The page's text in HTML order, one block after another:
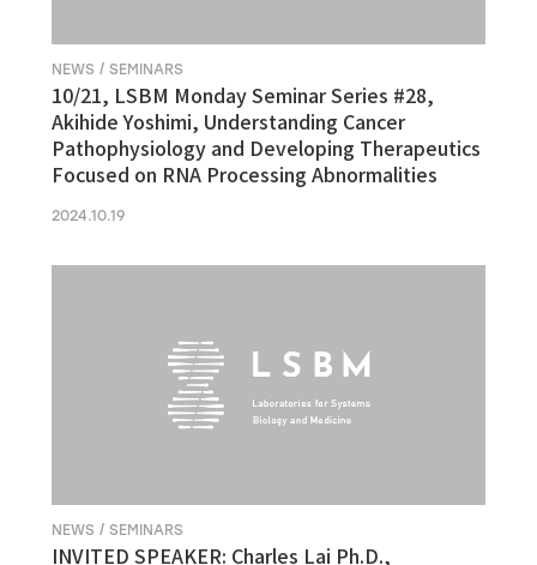
NEWS / SEMINARS
10/21, LSBM Monday Seminar Series #28,
Akihide Yoshimi, Understanding Cancer
Pathophysiology and Developing Therapeutics
Focused on RNA Processing Abnormalities
2024.10.19
NEWS / SEMINARS
INVITED SPEAKER: Charles Lai Ph.D.,